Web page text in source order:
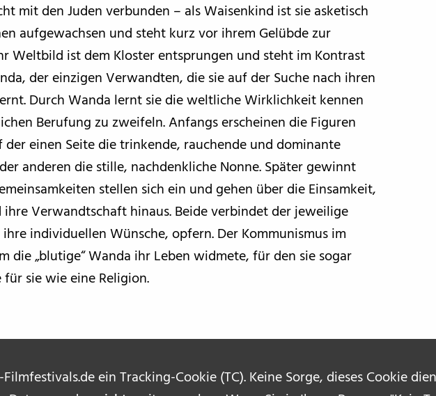
ein Tracking-Cookie (TC). Keine Sorge, dieses Cookie
mit den Juden verbunden – als Waisenkind ist sie asketisch
aufgewachsen und steht kurz vor ihrem Gelübde zur
Weltbild ist dem Kloster entsprungen und steht im Kontrast
der einzigen Verwandten, die sie auf der Suche nach ihren
Durch Wanda lernt sie die weltliche Wirklichkeit kennen
Berufung zu zweifeln. Anfangs erscheinen die Figuren
einen Seite die trinkende, rauchende und dominante
anderen die stille, nachdenkliche Nonne. Später gewinnt
stellen sich ein und gehen über die Einsamkeit,
Verwandtschaft hinaus. Beide verbindet der jeweilige
individuellen Wünsche, opfern. Der Kommunismus im
die „blutige“ Wanda ihr Leben widmete, für den sie sogar
sie wie eine Religion.